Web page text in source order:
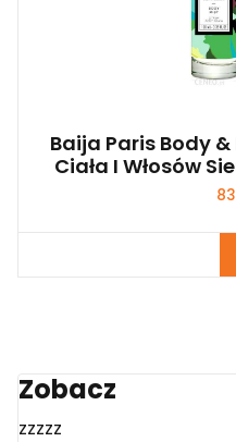
Baija Paris Body
Ciała I Włosów
Zobacz
zzzzz